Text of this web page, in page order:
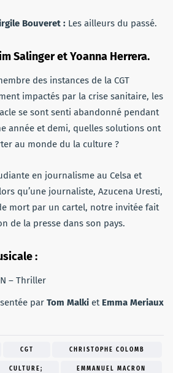
Bouveret : Les ailleurs du passé.
Salinger et Yoanna Herrera.
des instances de la CGT
impactés par la crise sanitaire, les
se sont senti abandonné pendant
année et demi, quelles solutions ont
au monde du la culture ?
en journalisme au Celsa et
qu’une journaliste, Azucena Uresti,
mort par un cartel, notre invitée fait
de la presse dans son pays.
:
– Thriller
par Tom Malki et Emma Meriaux
CGT CHRISTOPHE COLOMB
CULTURE; EMMANUEL MACRON